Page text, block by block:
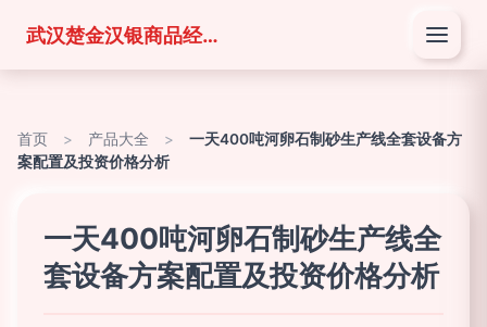
武汉楚金汉银商品经营有限公司
首页 > 产品大全 >
一天400吨河卵石制砂生产线全套设备方
案配置及投资价格分析
一天400吨河卵石制砂生产线全
套设备方案配置及投资价格分析